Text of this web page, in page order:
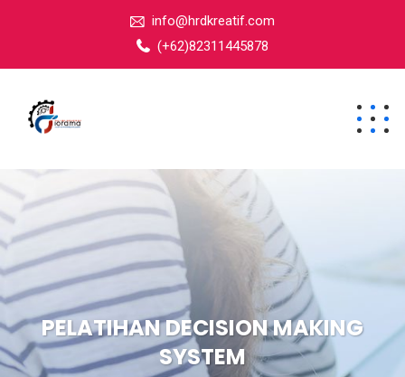
info@hrdkreatif.com
(+62)82311445878
PELATIHAN DECISION MAKING
SYSTEM